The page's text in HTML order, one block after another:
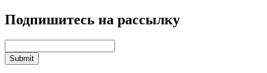
Подпишитесь на рассылку